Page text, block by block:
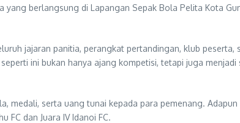
berlangsung di Lapangan Sepak Bola Pelita Kota
jajaran panitia, perangkat pertandingan, klub
ini bukan hanya ajang kompetisi, tetapi juga
medali, serta uang tunai kepada para pemenang.
FC dan Juara IV Idanoi FC.